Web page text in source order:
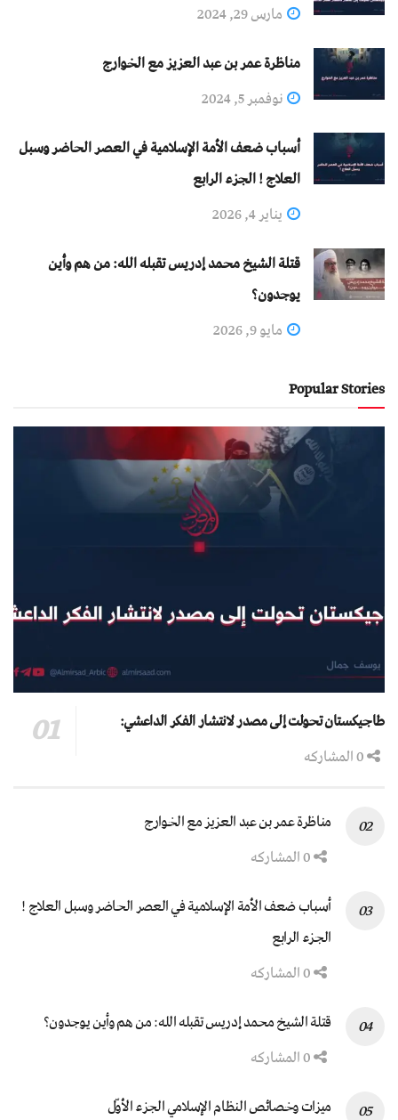
مارس 29, 2024
مناظرة عمر بن عبد العزيز مع الخوارج
نوفمبر 5, 2024
أسباب ضعف الأمة الإسلامية في العصر الحاضر وسبل
العلاج ! الجزء الرابع
يناير 4, 2026
قتلة الشيخ محمد إدريس تقبله الله: من هم وأين
يوجدون؟
مايو 9, 2026
Popular Stories
طاجيكستان تحولت إلى مصدر لانتشار الفكر الداعشي:
مناظرة عمر بن عبد العزيز مع الخوارج
أسباب ضعف الأمة الإسلامية في العصر الحاضر وسبل العلاج !
الجزء الرابع
قتلة الشيخ محمد إدريس تقبله الله: من هم وأين يوجدون؟
ميزات وخصائص النظام الإسلامي الجزء الأوّل